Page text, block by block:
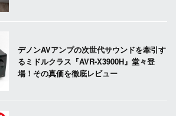
デノンAVアンプの次世代サウンドを牽引す
るミドルクラス『AVR-X3900H』堂々登
場！その真価を徹底レビュー